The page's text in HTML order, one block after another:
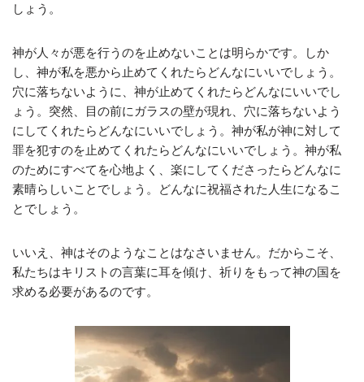
しょう。
神が人々が悪を行うのを止めないことは明らかです。しか
し、神が私を悪から止めてくれたらどんなにいいでしょう。
穴に落ちないように、神が止めてくれたらどんなにいいでし
ょう。突然、目の前にガラスの壁が現れ、穴に落ちないよう
にしてくれたらどんなにいいでしょう。神が私が神に対して
罪を犯すのを止めてくれたらどんなにいいでしょう。神が私
のためにすべてを心地よく、楽にしてくださったらどんなに
素晴らしいことでしょう。どんなに祝福された人生になるこ
とでしょう。
いいえ、神はそのようなことはなさいません。だからこそ、
私たちはキリストの言葉に耳を傾け、祈りをもって神の国を
求める必要があるのです。